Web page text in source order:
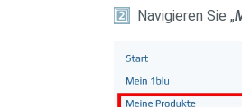
2️ Navigieren Sie „